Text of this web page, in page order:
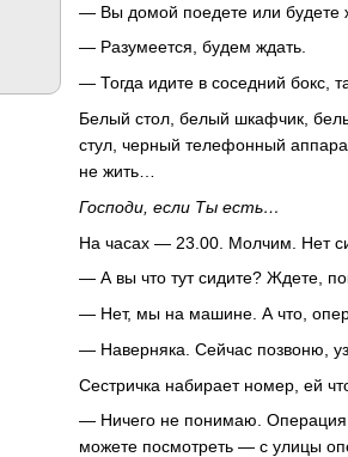
— Вы домой поедете или будете
— Разумеется, будем ждать.
— Тогда идите в соседний бокс,
Белый стол, белый шкафчик,
стул, черный телефонный
не жить…
Господи, если Ты есть…
На часах — 23.00. Молчим. Нет
— А вы что тут сидите? Ждете,
— Нет, мы на машине. А что,
— Наверняка. Сейчас позвоню,
Сестричка набирает номер, ей
— Ничего не понимаю. Операция
можете посмотреть — с улицы